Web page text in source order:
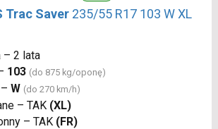
Trac Saver 235/55 R17 103 W XL
– 2 lata
103 (do 875 kg/oponę)
W (do 270 km/h)
– TAK (XL)
– TAK (FR)